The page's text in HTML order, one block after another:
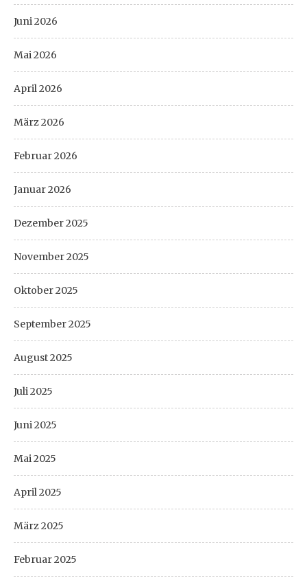
Juni 2026
Mai 2026
April 2026
März 2026
Februar 2026
Januar 2026
Dezember 2025
November 2025
Oktober 2025
September 2025
August 2025
Juli 2025
Juni 2025
Mai 2025
April 2025
März 2025
Februar 2025